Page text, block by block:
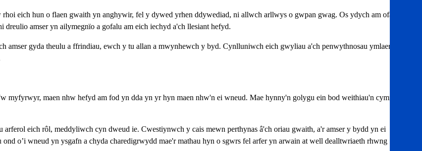
eich hun o flaen gwaith yn anghywir, fel y dywed yrhen ddywediad, ni allwch arllwys o gwpan gwag. Os ydych am ofalu
amser yn ailymegnïo a gofalu am eich iechyd a'ch llesiant hefyd.
amser gyda theulu a ffrindiau, ewch y tu allan a mwynhewch y byd. Cynlluniwch eich gwyliau a'ch penwythnosau ymlaen llaw
maen nhw hefyd am fod yn dda yn yr hyn maen nhw'n ei wneud. Mae hynny'n golygu ein bod weithiau'n cymryd
eich rôl, meddyliwch cyn dweud ie. Cwestiynwch y cais mewn perthynas â'ch oriau gwaith, a'r amser y bydd yn ei
o’i wneud yn ysgafn a chyda charedigrwydd mae'r mathau hyn o sgwrs fel arfer yn arwain at well dealltwriaeth rhwng